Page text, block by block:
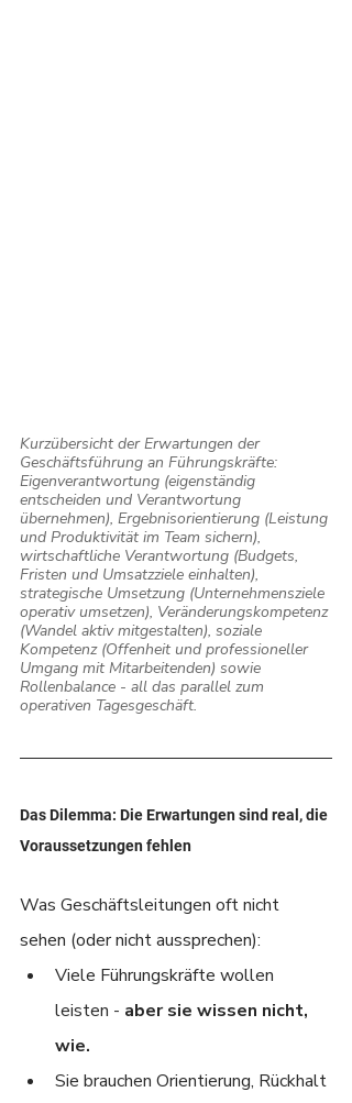
Kurzübersicht der Erwartungen der
Geschäftsführung an Führungskräfte:
Eigenverantwortung (eigenständig
entscheiden und Verantwortung
übernehmen), Ergebnisorientierung (Leistung
und Produktivität im Team sichern),
wirtschaftliche Verantwortung (Budgets,
Fristen und Umsatzziele einhalten),
strategische Umsetzung (Unternehmensziele
operativ umsetzen), Veränderungskompetenz
(Wandel aktiv mitgestalten), soziale
Kompetenz (Offenheit und professioneller
Umgang mit Mitarbeitenden) sowie
Rollenbalance - all das parallel zum
operativen Tagesgeschäft.
Das Dilemma: Die Erwartungen sind real, die
Voraussetzungen fehlen
Was Geschäftsleitungen oft nicht
sehen (oder nicht aussprechen):
Viele Führungskräfte wollen
leisten - aber sie wissen nicht,
wie.
Sie brauchen Orientierung, Rückhalt